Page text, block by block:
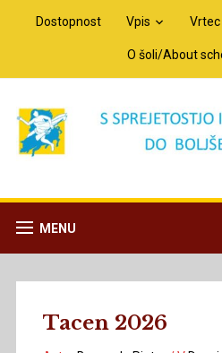
Dostopnost Vpis
O šoli/About
MENU
Tacen 2026